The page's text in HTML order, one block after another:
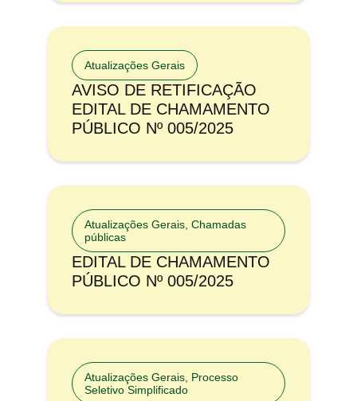
Atualizações Gerais
AVISO DE RETIFICAÇÃO
EDITAL DE CHAMAMENTO
PÚBLICO Nº 005/2025
Atualizações Gerais Chamadas
públicas
EDITAL DE CHAMAMENTO
PÚBLICO Nº 005/2025
Atualizações Gerais Processo
Seletivo Simplificado